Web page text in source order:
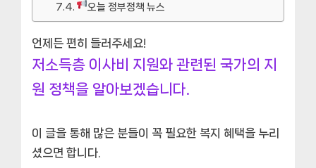
오늘 정부정책 뉴스
언제든 편히 들러주세요!
저소득층 이사비 지원와 관련된 국가의 지
원 정책을 알아보겠습니다.
이 글을 통해 많은 분들이 꼭 필요한 복지 혜택을 누리
셨으면 합니다.